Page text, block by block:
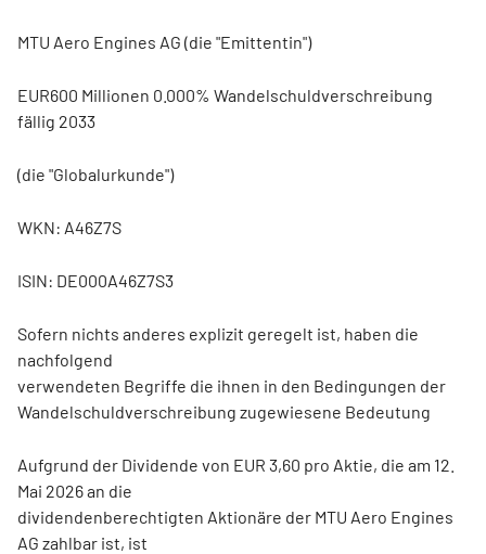
MTU Aero Engines AG (die "Emittentin")
EUR600 Millionen 0.000% Wandelschuldverschreibung
fällig 2033
(die "Globalurkunde")
WKN: A46Z7S
ISIN: DE000A46Z7S3
Sofern nichts anderes explizit geregelt ist, haben die
nachfolgend
verwendeten Begriffe die ihnen in den Bedingungen der
Wandelschuldverschreibung zugewiesene Bedeutung
Aufgrund der Dividende von EUR 3,60 pro Aktie, die am 12.
Mai 2026 an die
dividendenberechtigten Aktionäre der MTU Aero Engines
AG zahlbar ist, ist